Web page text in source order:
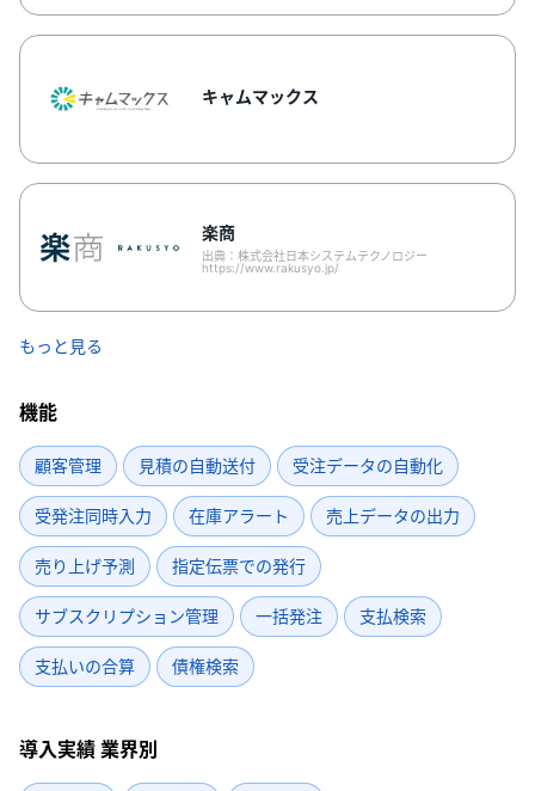
キャムマックス
楽商
出典：株式会社日本システムテクノロジー
https://www.rakusyo.jp/
もっと見る
機能
顧客管理 見積の自動送付 受注データの自動化
受発注同時入力 在庫アラート 売上データの出力
売り上げ予測 指定伝票での発行
サブスクリプション管理 一括発注 支払検索
支払いの合算 債権検索
導入実績 業界別